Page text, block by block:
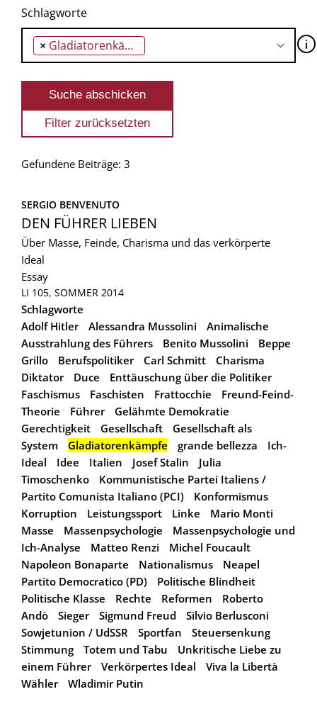
Schlagworte
× Gladiatorenkämpfe 🛈
Gefundene Beiträge: 3
SERGIO BENVENUTO
DEN FÜHRER LIEBEN
Über Masse, Feinde, Charisma und das verkörperte
Ideal
Essay
LI 105, SOMMER 2014
Schlagworte
Adolf Hitler
Alessandra Mussolini
Animalische
Ausstrahlung des Führers
Benito Mussolini
Beppe
Grillo
Berufspolitiker Carl Schmitt
Charisma
Diktator
Duce
Enttäuschung über die Politiker
Faschismus
Faschisten Frattocchie
Freund-Feind-
Theorie
Führer
Gelähmte Demokratie
Gerechtigkeit
Gesellschaft
Gesellschaft als
System
Gladiatorenkämpfe grande bellezza
Ich-
Ideal
Idee Italien Josef Stalin
Julia
Timoschenko
Kommunistische Partei Italiens /
Partito Comunista Italiano (PCI)
Konformismus
Korruption
Leistungssport Linke
Mario Monti
Masse
Massenpsychologie
Massenpsychologie und
Ich-Analyse
Matteo Renzi
Michel Foucault
Napoleon Bonaparte
Nationalismus
Neapel
Partito Democratico (PD)
Politische Blindheit
Politische Klasse
Rechte Reformen
Roberto
Andò
Sieger Sigmund Freud
Silvio Berlusconi
Sowjetunion / UdSSR
Sportfan
Steuersenkung
Stimmung
Totem und Tabu
Unkritische Liebe zu
einem Führer
Verkörpertes Ideal
Viva la Libertà
Wähler
Wladimir Putin